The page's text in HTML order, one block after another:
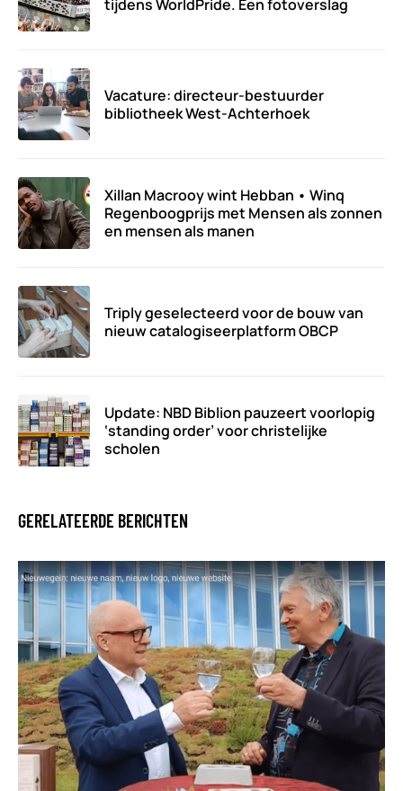
tijdens WorldPride. Een fotoverslag
Vacature: directeur-bestuurder
bibliotheek West-Achterhoek
Xillan Macrooy wint Hebban • Winq
Regenboogprijs met Mensen als zonnen
en mensen als manen
Triply geselecteerd voor de bouw van
nieuw catalogiseerplatform OBCP
Update: NBD Biblion pauzeert voorlopig
‘standing order’ voor christelijke
scholen
GERELATEERDE BERICHTEN